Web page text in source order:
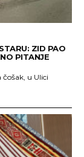
ZID PAO
PITANJE
u Ulici